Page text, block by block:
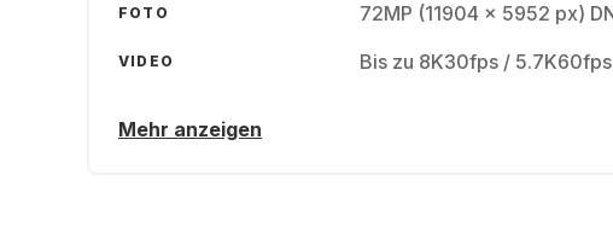
FOTO 72MP (11904 x 5952 px)
VIDEO Bis zu 8K30fps /
Mehr anzeigen